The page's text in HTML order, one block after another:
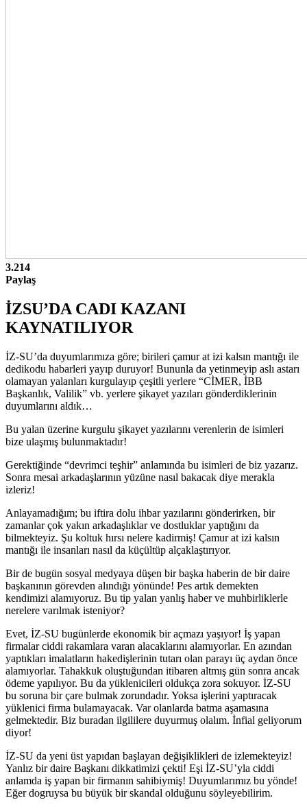
3.214
Paylaş
İZSU’DA CADI KAZANI
KAYNATILIYOR
İZ-SU’da duyumlarımıza göre; birileri çamur at izi kalsın mantığı ile
dedikodu habarleri yayıp duruyor! Bununla da yetinmeyip aslı astarı
olamayan yalanları kurgulayıp çeşitli yerlere “CİMER, İBB
Başkanlık, Valilik” vb. yerlere şikayet yazıları gönderdiklerinin
duyumlarını aldık…
Bu yalan üzerine kurgulu şikayet yazılarını verenlerin de isimleri
bize ulaşmış bulunmaktadır!
Gerektiğinde “devrimci teşhir” anlamında bu isimleri de biz yazarız.
Sonra mesai arkadaşlarının yüzüne nasıl bakacak diye merakla
izleriz!
Anlayamadığım; bu iftira dolu ihbar yazılarını gönderirken, bir
zamanlar çok yakın arkadaşlıklar ve dostluklar yaptığını da
bilmekteyiz. Şu koltuk hırsı nelere kadirmiş! Çamur at izi kalsın
mantığı ile insanları nasıl da küçültüp alçaklaştırıyor.
Bir de bugün sosyal medyaya düşen bir başka haberin de bir daire
başkanının görevden alındığı yönünde! Pes artık demekten
kendimizi alamıyoruz. Bu tip yalan yanlış haber ve muhbirliklerle
nerelere varılmak isteniyor?
Evet, İZ-SU bugünlerde ekonomik bir açmazı yaşıyor! İş yapan
firmalar ciddi rakamlara varan alacaklarını alamıyorlar. En azından
yaptıkları imalatların hakedişlerinin tutarı olan parayı üç aydan önce
alamıyorlar. Tahakkuk oluştuğundan itibaren altmış gün sonra ancak
ödeme yapılıyor. Bu da yüklenicileri oldukça zora sokuyor. İZ-SU
bu soruna bir çare bulmak zorundadır. Yoksa işlerini yaptıracak
yüklenici firma bulamayacak. Var olanlarda batma aşamasına
gelmektedir. Biz buradan ilgililere duyurmuş olalım. İnfial geliyorum
diyor!
İZ-SU da yeni üst yapıdan başlayan değişiklikleri de izlemekteyiz!
Yanlız bir daire Başkanı dikkatimizi çekti! Eşi İZ-SU’yla ciddi
anlamda iş yapan bir firmanın sahibiymiş! Duyumlarımız bu yönde!
Eğer dogruysa bu büyük bir skandal olduğunu söyleyebilirim.